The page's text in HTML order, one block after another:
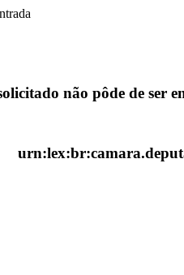
não pôde de ser